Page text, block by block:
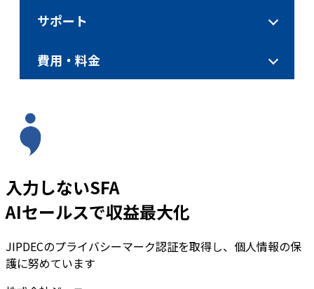
サポート
費用・料金
入力しないSFA
AIセールスで収益最大化
JIPDECのプライバシーマーク認証を取得し、個人情報の保
護に努めています